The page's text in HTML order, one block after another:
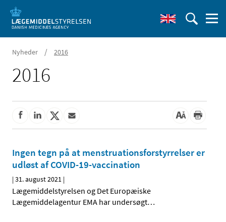
Nyheder / 2016
2016
Ingen tegn på at menstruationsforstyrrelser er
udløst af COVID-19-vaccination
|31. august 2021 |
Lægemiddelstyrelsen og Det Europæiske
Lægemiddelagentur EMA har undersøgt…